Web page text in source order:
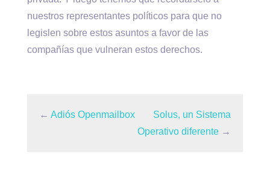
nuestros representantes políticos para que no
legislen sobre estos asuntos a favor de las
compañías que vulneran estos derechos.
← Adiós Openmailbox
Solus, un Sistema
Operativo diferente →